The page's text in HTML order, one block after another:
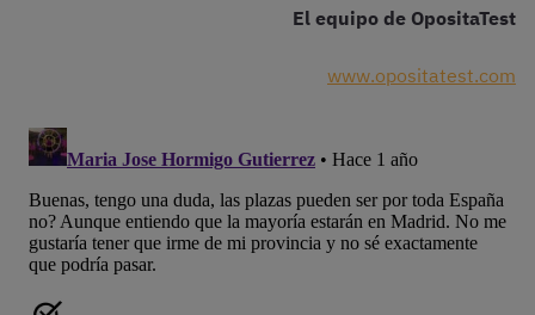
El equipo de OpositaTest
www.opositatest.com